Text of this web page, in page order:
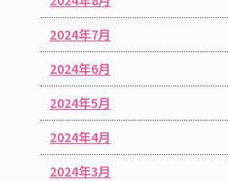
2024年7月
2024年6月
2024年5月
2024年4月
2024年3月